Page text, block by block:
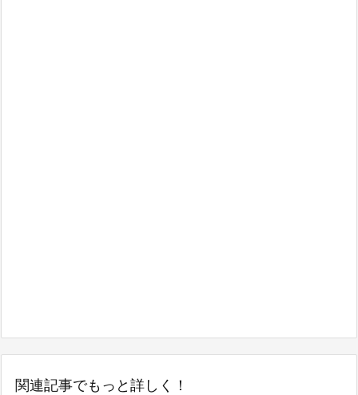
関連記事でもっと詳しく！